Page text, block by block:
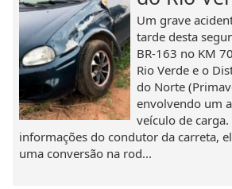
Um grave
tarde desta
BR-163 no KM
Rio Verde e o
do Norte
envolvendo um
veículo de
informações do condutor da carreta,
uma conversão na rod...